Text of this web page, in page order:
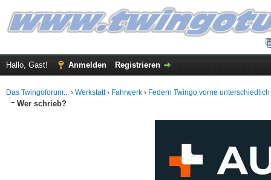
Hallo, Gast! Anmelden Registrieren
Das Twingoforum... › Werkstatt› Fahrwerk › Federn Twingo vorne unterschiedlich
Wer schrieb?